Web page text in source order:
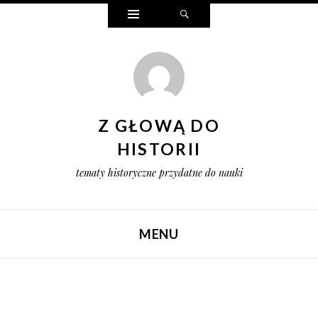
Widgets
Z GŁOWĄ DO
HISTORII
tematy historyczne przydatne do nauki
MENU